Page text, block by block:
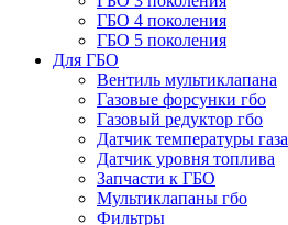
ГБО 4 поколения
ГБО 5 поколения
Для ГБО
Вентиль мультиклапана
Газовые форсунки гбо
Газовый редуктор гбо
Датчик температуры газа
Датчик уровня топлива
Запчасти к ГБО
Мультиклапаны гбо
Фильтры